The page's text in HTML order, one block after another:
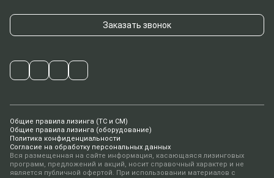
Заказать звонок
Общие правила лизинга (ТС и СМ)
Общие правила лизинга (оборудование)
Политика конфиденциальности
Согласие на обработку персональных данных
Вся размещенная на сайте информация, касающаяся лизинговых
программ, предложений и акций, носит справочный характер и не
является публичной офертой. При использовании материалов с